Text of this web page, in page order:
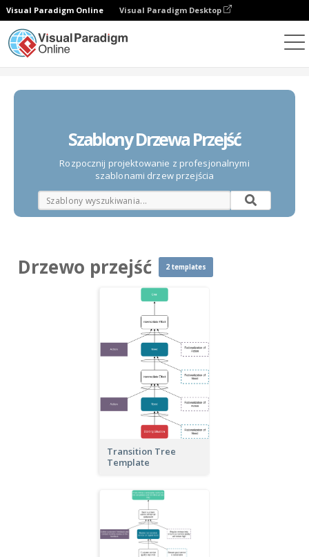
Visual Paradigm Online Visual Paradigm Desktop
Szablony Drzewa Przejść
Rozpocznij projektowanie z profesjonalnymi
szablonami drzew przejścia
Drzewo przejść 2 templates
Transition Tree
Template